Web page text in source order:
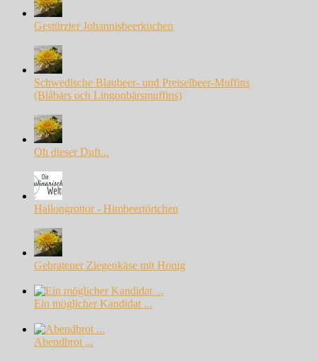
Gestürzter Johannisbeerkuchen
Schwedische Blaubeer- und Preiselbeer-Muffins
(Blåbärs och Lingonbärsmuffins)
Oh dieser Duft...
Hallongrottor - Himbeertörtchen
Gebratener Ziegenkäse mit Honig
Ein möglicher Kandidat ...
Abendbrot ...